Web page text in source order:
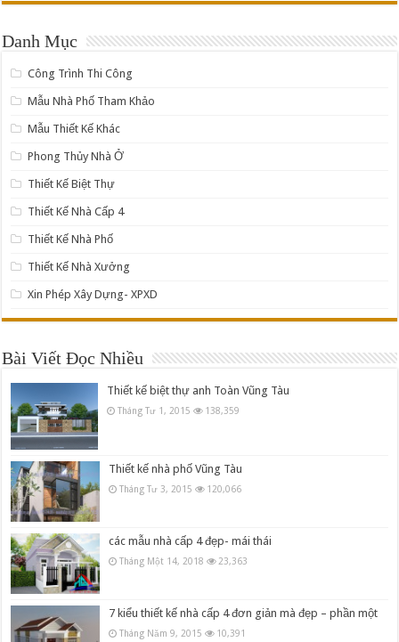
Danh Mục
Công Trình Thi Công
Mẫu Nhà Phố Tham Khảo
Mẫu Thiết Kế Khác
Phong Thủy Nhà Ở
Thiết Kế Biệt Thự
Thiết Kế Nhà Cấp 4
Thiết Kế Nhà Phố
Thiết Kế Nhà Xưởng
Xin Phép Xây Dựng- XPXD
Bài Viết Đọc Nhiều
Thiết kế biệt thự anh Toàn Vũng Tàu
Tháng Tư 1, 2015 138,359
Thiết kế nhà phố Vũng Tàu
Tháng Tư 3, 2015 120,066
các mẫu nhà cấp 4 đẹp- mái thái
Tháng Một 14, 2018 23,363
7 kiểu thiết kế nhà cấp 4 đơn giản mà đẹp – phần một
Tháng Năm 9, 2015 10,391